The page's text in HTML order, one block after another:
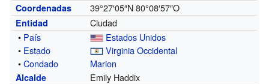
Coordenadas 39°27′05″N 80°08′57″O
Entidad
Ciudad
• País
Estados Unidos
• Estado
Virginia Occidental
•Condado Marion
Alcalde Emily Haddix